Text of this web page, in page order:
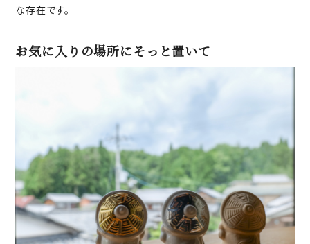
な存在です。
お気に入りの場所にそっと置いて